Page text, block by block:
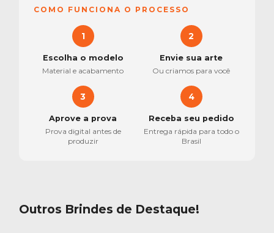
COMO FUNCIONA O PROCESSO
1
Escolha o modelo
Material e acabamento
2
Envie sua arte
Ou criamos para você
3
Aprove a prova
Prova digital antes de
produzir
4
Receba seu pedido
Entrega rápida para todo o
Brasil
Outros Brindes de Destaque!